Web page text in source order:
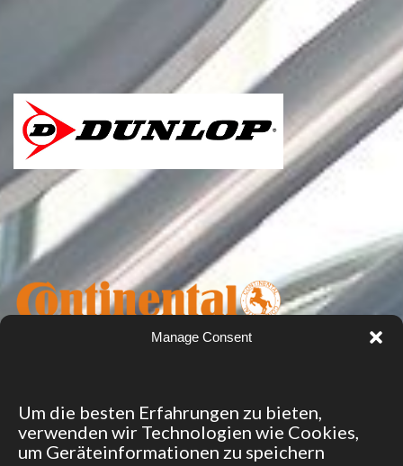
Manage Consent
Um die besten Erfahrungen zu bieten,
verwenden wir Technologien wie Cookies,
um Geräteinformationen zu speichern